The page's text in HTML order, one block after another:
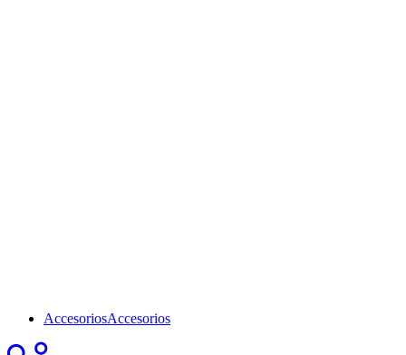
AccesoriosAccesorios